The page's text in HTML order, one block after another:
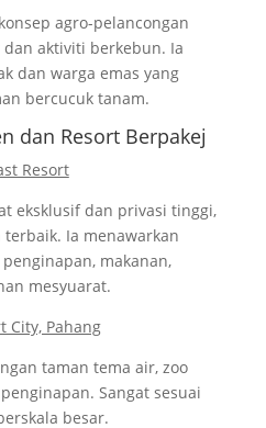
agro-pelancongan
aktiviti berkebun. Ia
dan warga emas yang
bercucuk tanam.
dan Resort Berpakej
Resort
eksklusif dan privasi tinggi,
Ia menawarkan
makanan,
mesyuarat.
City, Pahang
taman tema air, zoo
Sangat sesuai
besar.